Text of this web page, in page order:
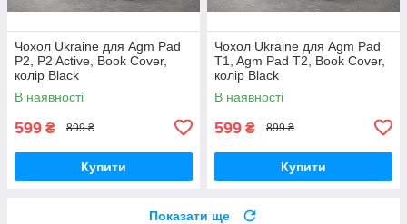
Чохол Ukraine для Agm Pad
P2, P2 Active, Book Cover,
колір Black
В наявності
599 ₴ 899 ₴
Купити
Чохол Ukraine для Agm Pad
T1, Agm Pad T2, Book Cover,
колір Black
В наявності
599 ₴ 899 ₴
Купити
Показати ще